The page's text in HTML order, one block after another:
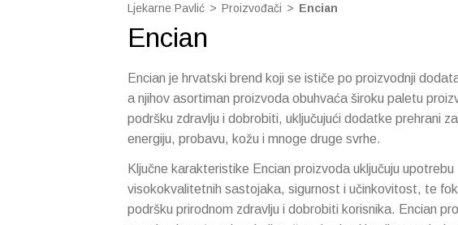
Ljekarne Pavlić > Proizvođači > Encian
Encian
Encian je hrvatski brend koji se ističe po proizvodnji
a njihov asortiman proizvoda obuhvaća široku paletu
podršku zdravlju i dobrobiti, uključujući dodatke prehrani
energiju, probavu, kožu i mnoge druge svrhe.
Ključne karakteristike Encian proizvoda uključuju upotrebu
visokokvalitetnih sastojaka, sigurnost i učinkovitost, te
podršku prirodnom zdravlju i dobrobiti korisnika. Encian